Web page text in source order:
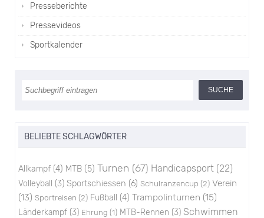
Presseberichte
Pressevideos
Sportkalender
BELIEBTE SCHLAGWÖRTER
Allkampf (4) MTB (5) Turnen (67) Handicapsport (22)
Volleyball (3) Sportschiessen (6) Schulranzencup (2) Verein
(13) Sportreisen (2) Fußball (4) Trampolinturnen (15)
Länderkampf (3) Ehrung (1) MTB-Rennen (3) Schwimmen